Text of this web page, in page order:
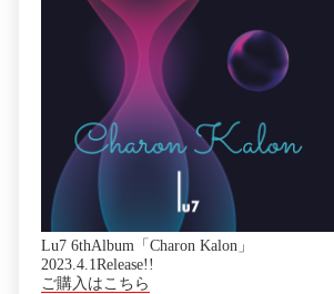
Lu7 6thAlbum「Charon Kalon」
2023.4.1Release!!
ご購入はこちら